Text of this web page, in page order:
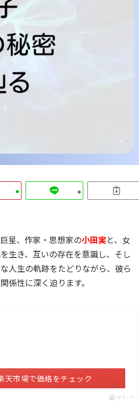
星、作家・思想家の小田実と、女
生き、互いの存在を意識し、そし
人生の軌跡をたどりながら、彼ら
性に深く迫ります。
天市場で価格をチェック
ポチップ